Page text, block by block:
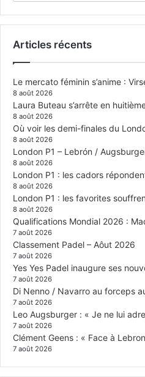
Articles récents
Le mercato féminin s’anime :
8 août 2026
Laura Buteau s’arrête en
8 août 2026
Où voir les demi-finales du
8 août 2026
London P1 – Lebrón /
8 août 2026
London P1 : les cadors
8 août 2026
London P1 : les favorites
8 août 2026
Qualifications Mondial 2026 :
7 août 2026
Classement Padel – Aôut 2026
7 août 2026
Yes Yes Padel inaugure ses
7 août 2026
Di Nenno / Navarro au forceps
7 août 2026
Leo Augsburger : « Je ne lui
7 août 2026
Clément Geens : « Face à
7 août 2026